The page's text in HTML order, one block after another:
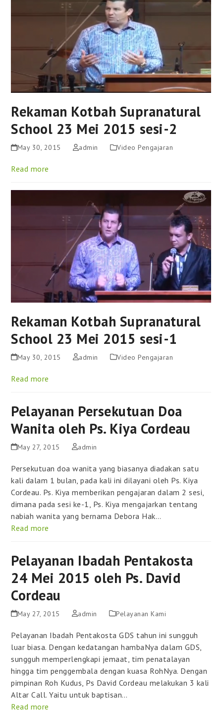
Rekaman Kotbah Supranatural
School 23 Mei 2015 sesi-2
May 30, 2015 admin Video Pengajaran
Read more
Rekaman Kotbah Supranatural
School 23 Mei 2015 sesi-1
May 30, 2015 admin Video Pengajaran
Read more
Pelayanan Persekutuan Doa
Wanita oleh Ps. Kiya Cordeau
May 27, 2015 admin
Persekutuan doa wanita yang biasanya diadakan satu
kali dalam 1 bulan, pada kali ini dilayani oleh Ps. Kiya
Cordeau. Ps. Kiya memberikan pengajaran dalam 2 sesi,
dimana pada sesi ke-1, Ps. Kiya mengajarkan tentang
nabiah wanita yang bernama Debora Hak…
Read more
Pelayanan Ibadah Pentakosta
24 Mei 2015 oleh Ps. David
Cordeau
May 27, 2015 admin Pelayanan Kami
Pelayanan Ibadah Pentakosta GDS tahun ini sungguh
luar biasa. Dengan kedatangan hambaNya dalam GDS,
sungguh memperlengkapi jemaat, tim penatalayan
hingga tim penggembala dengan kuasa RohNya. Dengan
pimpinan Roh Kudus, Ps David Cordeau melakukan 3 kali
Altar Call. Yaitu untuk baptisan…
Read more